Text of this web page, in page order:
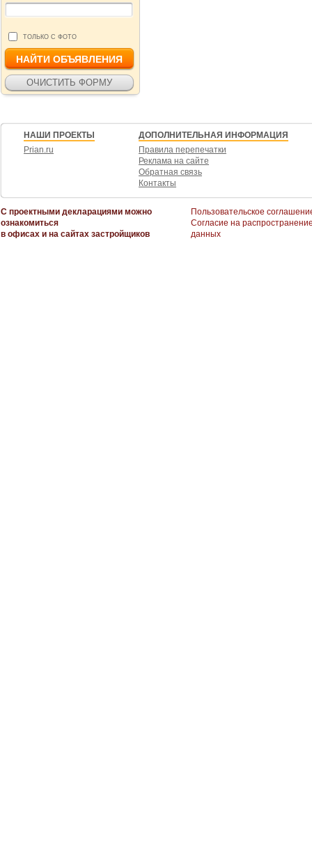
ТОЛЬКО С ФОТО
НАШИ ПРОЕКТЫ
Prian.ru
ДОПОЛНИТЕЛЬНАЯ ИНФОРМАЦИЯ
Правила перепечатки
Реклама на сайте
Обратная связь
Контакты
С проектными декларациями можно
ознакомиться
в офисах и на сайтах застройщиков
Пользовательское
Согласие на
данных